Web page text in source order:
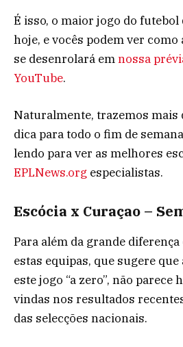
É isso, o maior jogo do futebol
hoje, e vocês podem ver
se desenrolará emnossa
YouTube.
Naturalmente, trazemos mais
dica para todo o fim de
lendo para ver as melhores
EPLNews.org especialistas.
Escócia x Curaçao –
Para além da grande
estas equipas, que sugere
este jogo “a zero”, não parece
vindas nos resultados
das selecções nacionais.